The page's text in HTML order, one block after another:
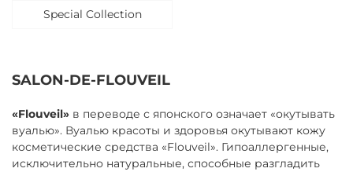
Special Collection
SALON-DE-FLOUVEIL
«Flouveil» в переводе с японского означает «окутывать
вуалью». Вуалью красоты и здоровья окутывают кожу
косметические средства «Flouveil». Гипоаллергенные,
исключительно натуральные, способные разгладить